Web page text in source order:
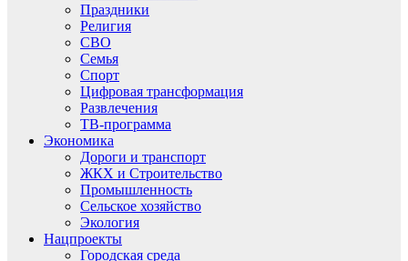
Праздники
Религия
СВО
Семья
Спорт
Цифровая трансформация
Развлечения
ТВ-программа
Экономика
Дороги и транспорт
ЖКХ и Строительство
Промышленность
Сельское хозяйство
Экология
Нацпроекты
Городская среда